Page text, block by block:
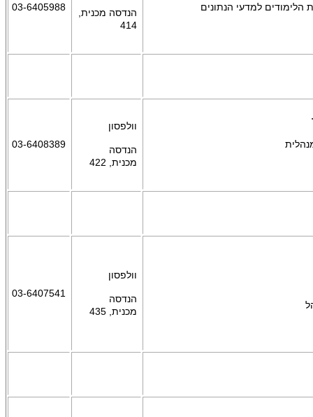
הלימודים למדעי הנתונים
הנדסה מכנית,
414
03-6405988
וולפסון
הנדסה
מכנית, 422
03-6408389
וולפסון
הנדסה
מכנית, 435
03-6407541